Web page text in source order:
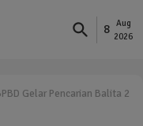
8
Aug
2026
Gelar Pencarian Balita 2